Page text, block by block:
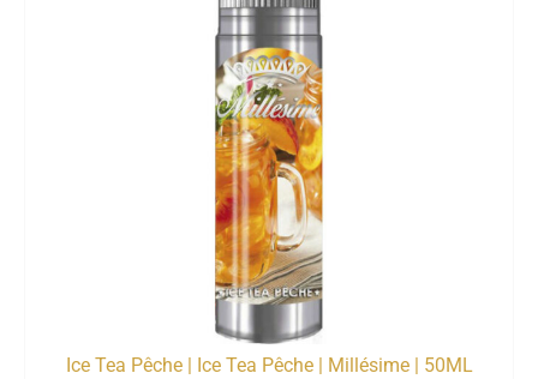
Ice Tea Pêche | Ice Tea Pêche | Millésime | 50ML